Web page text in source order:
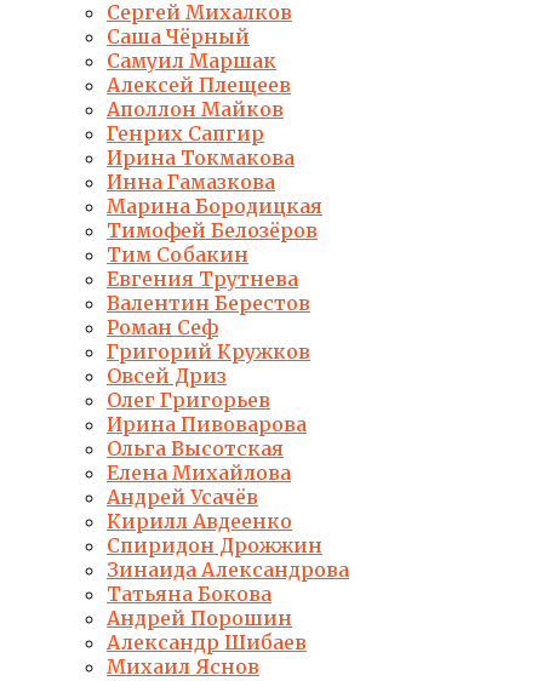
Сергей Михалков
Саша Чёрный
Самуил Маршак
Алексей Плещеев
Аполлон Майков
Генрих Сапгир
Ирина Токмакова
Инна Гамазкова
Марина Бородицкая
Тимофей Белозёров
Тим Собакин
Евгения Трутнева
Валентин Берестов
Роман Сеф
Григорий Кружков
Овсей Дриз
Олег Григорьев
Ирина Пивоварова
Ольга Высотская
Елена Михайлова
Андрей Усачёв
Кирилл Авдеенко
Спиридон Дрожжин
Зинаида Александрова
Татьяна Бокова
Андрей Порошин
Александр Шибаев
Михаил Яснов